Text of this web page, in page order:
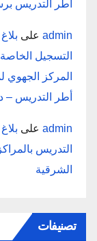
أطر التدريس برسم
admin على
التسجيل
المركز الجهوي
أطر التدريس –
admin على
التدريس
الشرقية
تصنيفات